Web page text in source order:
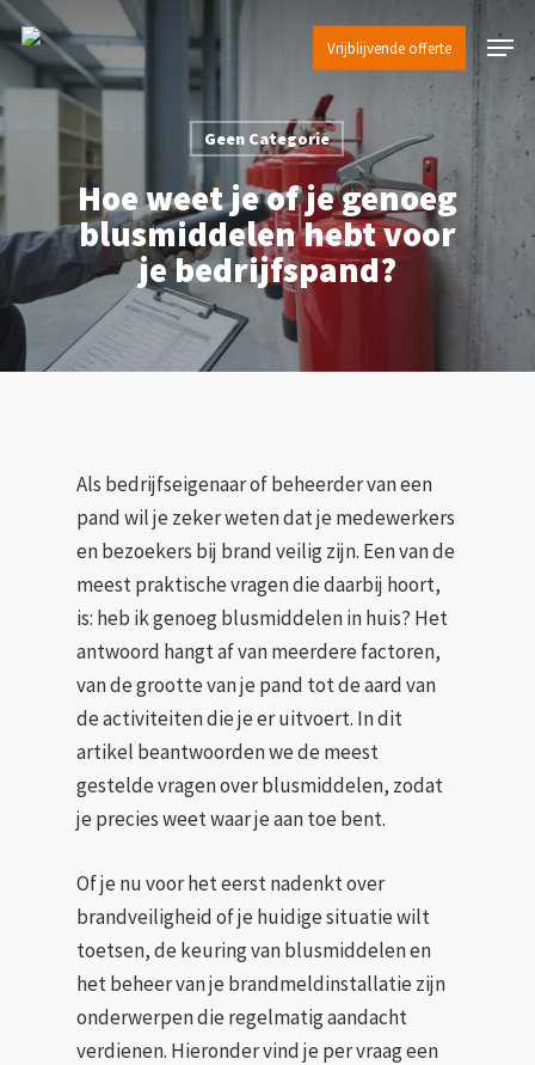
Skip
to
main
content
Vrijblijvende offerte Menu
Geen Categorie
Hoe weet je of je genoeg
blusmiddelen hebt voor
je bedrijfspand?
Als bedrijfseigenaar of beheerder van een
pand wil je zeker weten dat je medewerkers
en bezoekers bij brand veilig zijn. Een van de
meest praktische vragen die daarbij hoort,
is: heb ik genoeg blusmiddelen in huis? Het
antwoord hangt af van meerdere factoren,
van de grootte van je pand tot de aard van
de activiteiten die je er uitvoert. In dit
artikel beantwoorden we de meest
gestelde vragen over blusmiddelen, zodat
je precies weet waar je aan toe bent.
Of je nu voor het eerst nadenkt over
brandveiligheid of je huidige situatie wilt
toetsen, de keuring van blusmiddelen en
het beheer van je brandmeldinstallatie zijn
onderwerpen die regelmatig aandacht
verdienen. Hieronder vind je per vraag een